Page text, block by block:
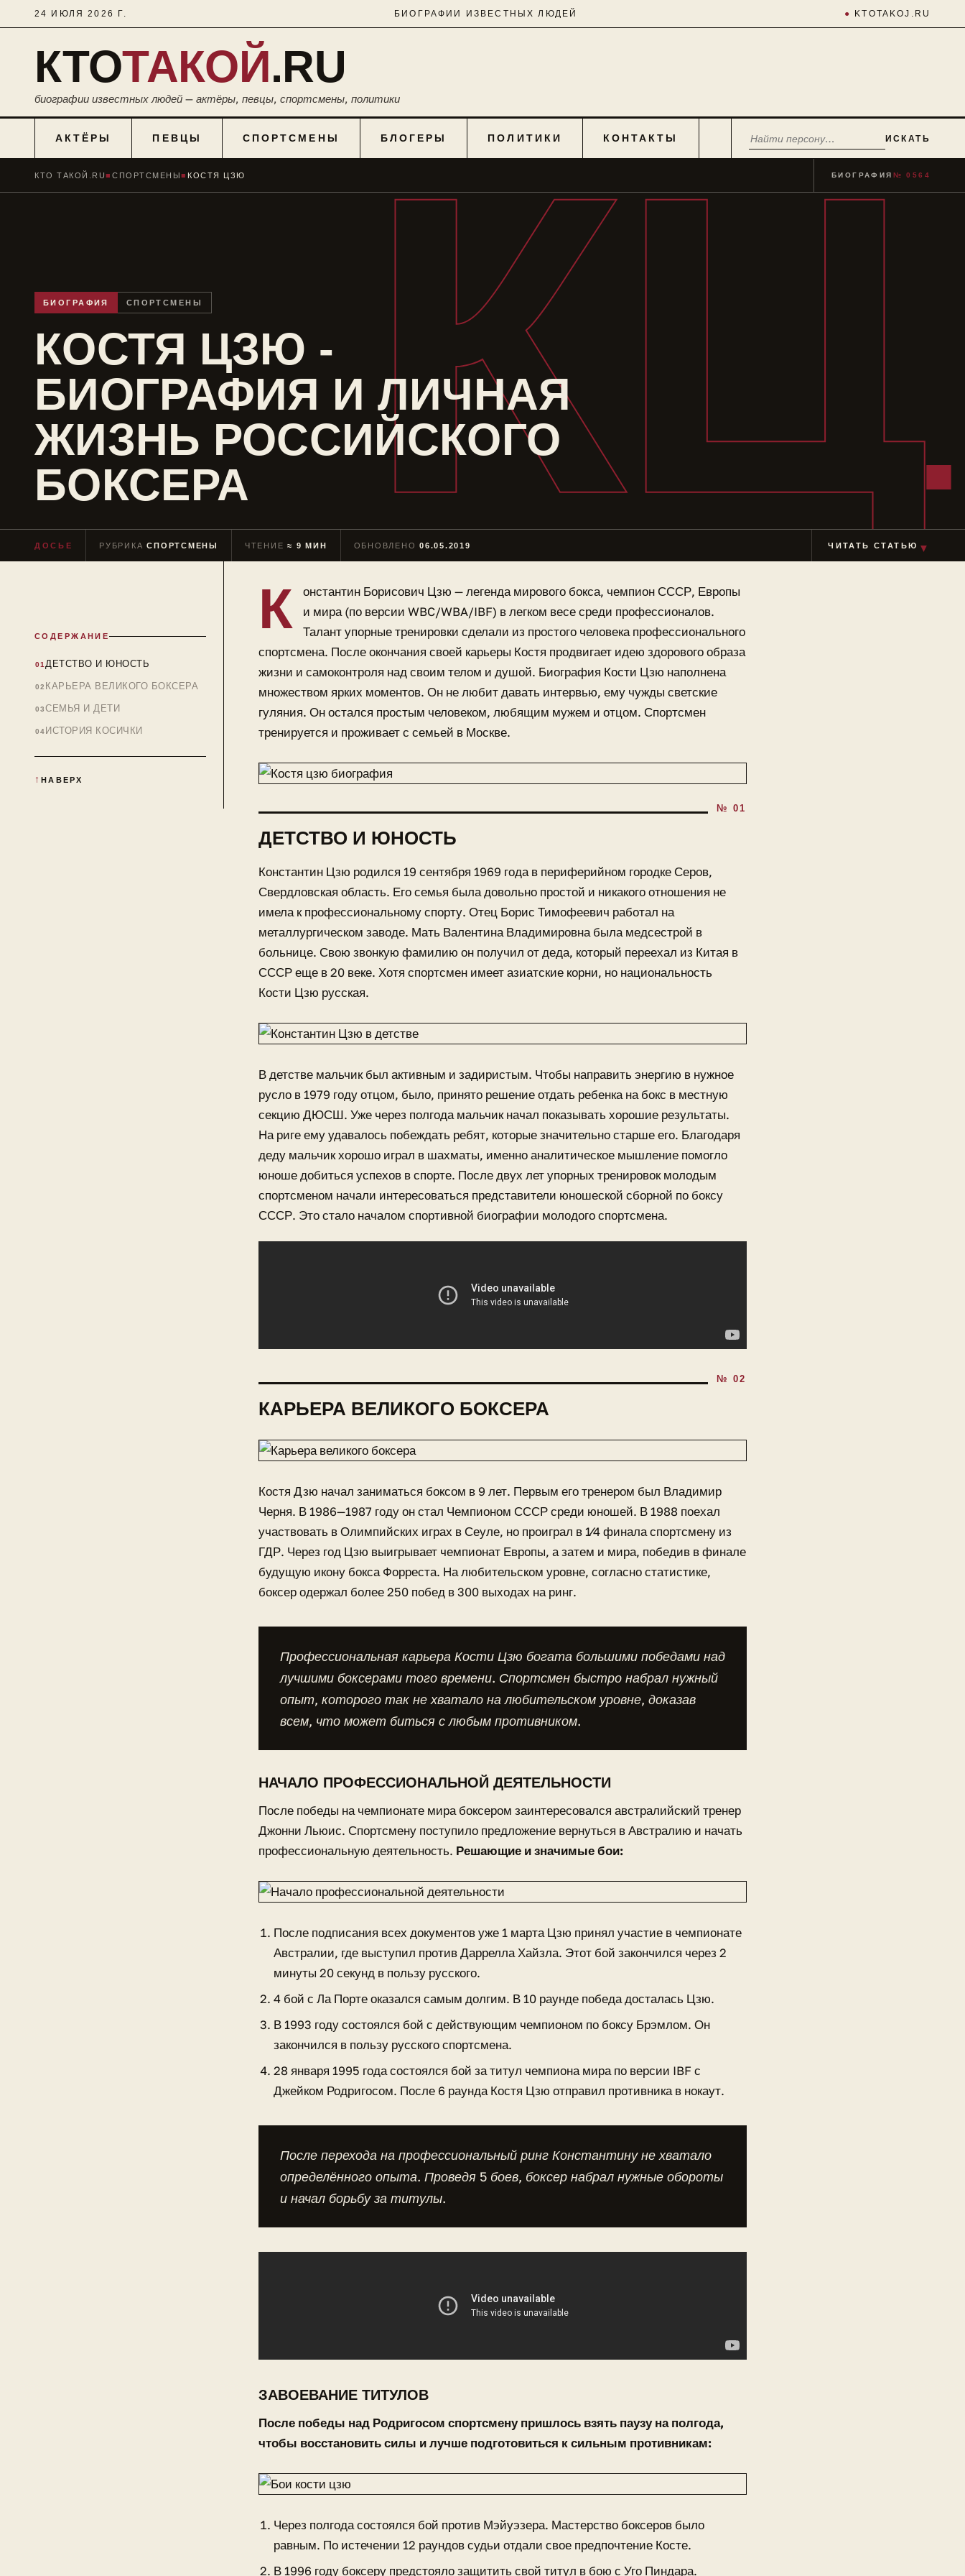
24 ИЮЛЯ 2026 Г. БИОГРАФИИ ИЗВЕСТНЫХ ЛЮДЕЙ ● KTOTAKOJ.RU
КТОТАКОЙ.RU
биографии известных людей — актёры, певцы, спортсмены, политики
АКТЁРЫ ПЕВЦЫ СПОРТСМЕНЫ БЛОГЕРЫ ПОЛИТИКИ КОНТАКТЫ ИСКАТЬ
КЦ
КТО ТАКОЙ.RU■СПОРТСМЕНЫ■ КОСТЯ ЦЗЮ БИОГРАФИЯ № 0564
БИОГРАФИЯ СПОРТСМЕНЫ
КОСТЯ ЦЗЮ -
БИОГРАФИЯ И ЛИЧНАЯ
ЖИЗНЬ РОССИЙСКОГО
БОКСЕРА
ДОСЬЕ РУБРИКАСПОРТСМЕНЫ ЧТЕНИЕ≈ 9 МИН ОБНОВЛЕНО06.05.2019 ЧИТАТЬ СТАТЬЮ ▼
СОДЕРЖАНИЕ
ДЕТСТВО И ЮНОСТЬ
КАРЬЕРА ВЕЛИКОГО БОКСЕРА
СЕМЬЯ И ДЕТИ
ИСТОРИЯ КОСИЧКИ
НАВЕРХ
К
онстантин Борисович Цзю — легенда мирового бокса, чемпион СССР, Европы
и мира (по версии WBC/WBA/IBF) в легком весе среди профессионалов.
Талант упорные тренировки сделали из простого человека профессионального
спортсмена. После окончания своей карьеры Костя продвигает идею здорового образа
жизни и самоконтроля над своим телом и душой. Биография Кости Цзю наполнена
множеством ярких моментов. Он не любит давать интервью, ему чужды светские
гуляния. Он остался простым человеком, любящим мужем и отцом. Спортсмен
тренируется и проживает с семьей в Москве.
ДЕТСТВО И ЮНОСТЬ
Константин Цзю родился 19 сентября 1969 года в периферийном городке Серов,
Свердловская область. Его семья была довольно простой и никакого отношения не
имела к профессиональному спорту. Отец Борис Тимофеевич работал на
металлургическом заводе. Мать Валентина Владимировна была медсестрой в
больнице. Свою звонкую фамилию он получил от деда, который переехал из Китая в
СССР еще в 20 веке. Хотя спортсмен имеет азиатские корни, но национальность
Кости Цзю русская.
В детстве мальчик был активным и задиристым. Чтобы направить энергию в нужное
русло в 1979 году отцом, было, принято решение отдать ребенка на бокс в местную
секцию ДЮСШ. Уже через полгода мальчик начал показывать хорошие результаты.
На риге ему удавалось побеждать ребят, которые значительно старше его. Благодаря
деду мальчик хорошо играл в шахматы, именно аналитическое мышление помогло
юноше добиться успехов в спорте. После двух лет упорных тренировок молодым
спортсменом начали интересоваться представители юношеской сборной по боксу
СССР. Это стало началом спортивной биографии молодого спортсмена.
КАРЬЕРА ВЕЛИКОГО БОКСЕРА
Костя Дзю начал заниматься боксом в 9 лет. Первым его тренером был Владимир
Черня. В 1986—1987 году он стал Чемпионом СССР среди юношей. В 1988 поехал
участвовать в Олимпийских играх в Сеуле, но проиграл в 1⁄4 финала спортсмену из
ГДР. Через год Цзю выигрывает чемпионат Европы, а затем и мира, победив в финале
будущую икону бокса Форреста. На любительском уровне, согласно статистике,
боксер одержал более 250 побед в 300 выходах на ринг.
Профессиональная карьера Кости Цзю богата большими победами над
лучшими боксерами того времени. Спортсмен быстро набрал нужный
опыт, которого так не хватало на любительском уровне, доказав
всем, что может биться с любым противником.
НАЧАЛО ПРОФЕССИОНАЛЬНОЙ ДЕЯТЕЛЬНОСТИ
После победы на чемпионате мира боксером заинтересовался австралийский тренер
Джонни Льюис. Спортсмену поступило предложение вернуться в Австралию и начать
профессиональную деятельность. Решающие и значимые бои:
После подписания всех документов уже 1 марта Цзю принял участие в чемпионате
Австралии, где выступил против Даррелла Хайзла. Этот бой закончился через 2
минуты 20 секунд в пользу русского.
4 бой с Ла Порте оказался самым долгим. В 10 раунде победа досталась Цзю.
В 1993 году состоялся бой с действующим чемпионом по боксу Брэмлом. Он
закончился в пользу русского спортсмена.
28 января 1995 года состоялся бой за титул чемпиона мира по версии IBF с
Джейком Родригосом. После 6 раунда Костя Цзю отправил противника в нокаут.
После перехода на профессиональный ринг Константину не хватало
определённого опыта. Проведя 5 боев, боксер набрал нужные обороты
и начал борьбу за титулы.
ЗАВОЕВАНИЕ ТИТУЛОВ
После победы над Родригосом спортсмену пришлось взять паузу на полгода,
чтобы восстановить силы и лучше подготовиться к сильным противникам:
Через полгода состоялся бой против Мэйуэзера. Мастерство боксеров было
равным. По истечении 12 раундов судьи отдали свое предпочтение Косте.
В 1996 году боксеру предстояло защитить свой титул в бою с Уго Пиндара.